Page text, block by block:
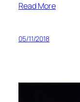
Read More
05/11/2018